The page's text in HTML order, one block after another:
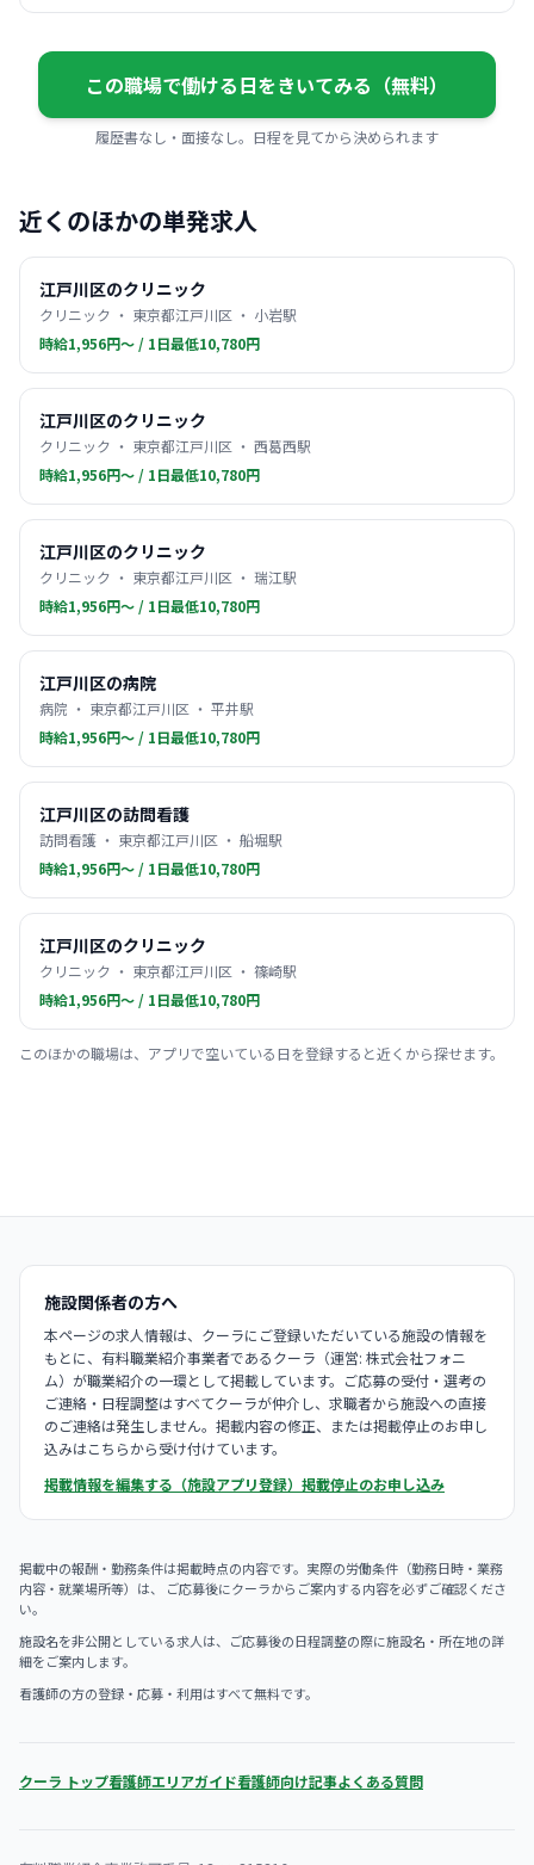
この職場で働ける日をきいてみる（無料）
履歴書なし・面接なし。日程を見てから決められます
近くのほかの単発求人
江戸川区のクリニック
クリニック ・ 東京都江戸川区 ・ 小岩駅
時給1,956円〜 / 1日最低10,780円
江戸川区のクリニック
クリニック ・ 東京都江戸川区 ・ 西葛西駅
時給1,956円〜 / 1日最低10,780円
江戸川区のクリニック
クリニック ・ 東京都江戸川区 ・ 瑞江駅
時給1,956円〜 / 1日最低10,780円
江戸川区の病院
病院 ・ 東京都江戸川区 ・ 平井駅
時給1,956円〜 / 1日最低10,780円
江戸川区の訪問看護
訪問看護 ・ 東京都江戸川区 ・ 船堀駅
時給1,956円〜 / 1日最低10,780円
江戸川区のクリニック
クリニック ・ 東京都江戸川区 ・ 篠崎駅
時給1,956円〜 / 1日最低10,780円
このほかの職場は、アプリで空いている日を登録すると近くから探せます。
施設関係者の方へ
本ページの求人情報は、クーラにご登録いただいている施設の情報を
もとに、有料職業紹介事業者であるクーラ（運営: 株式会社フォニ
ム）が職業紹介の一環として掲載しています。ご応募の受付・選考の
ご連絡・日程調整はすべてクーラが仲介し、求職者から施設への直接
のご連絡は発生しません。掲載内容の修正、または掲載停止のお申し
込みはこちらから受け付けています。
掲載情報を編集する（施設アプリ登録） 掲載停止のお申し込み
掲載中の報酬・勤務条件は掲載時点の内容です。実際の労働条件（勤務日時・業務
内容・就業場所等）は、 ご応募後にクーラからご案内する内容を必ずご確認くださ
い。
施設名を非公開としている求人は、ご応募後の日程調整の際に施設名・所在地の詳
細をご案内します。
看護師の方の登録・応募・利用はすべて無料です。
クーラ トップ看護師エリアガイド看護師向け記事よくある質問